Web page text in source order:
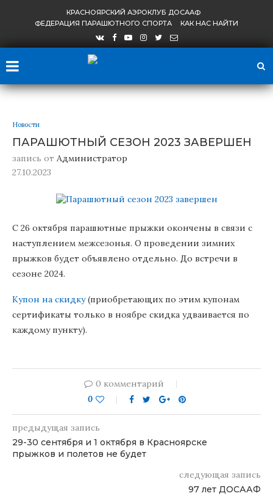
КРАСНОЯРСКИЙ АЭРОКЛУБ ДОСААФ
ФЕДЕРАЦИЯ ПАРАШЮТНОГО СПОРТА
КАК НАС НАЙТИ
Новости
ПАРАШЮТНЫЙ СЕЗОН 2023 ЗАВЕРШЕН
запись от Администратор
27.10.2023
С 26 октября парашютные прыжки окончены в связи с
наступлением межсезонья. О проведении зимних
прыжков будет объявлено отдельно. До встречи в
сезоне 2024.
Купон на скидку(приобретающих по этим купонам
сертификаты только в ноябре скидка удваивается по
каждому пункту).
0 комментарий
0
предыдущая запись
29-30 сентября и 1 октября в Красноярске
прыжков и полетов не будет
следующая запись
97 лет ДОСААФ